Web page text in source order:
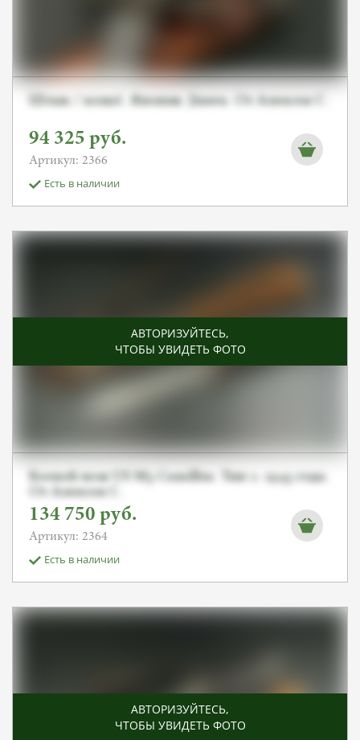
Штык / копьё. Япония. Jinsen. От Алексея С.
94 325 руб.
Артикул: 2366
Есть в наличии
АВТОРИЗУЙТЕСЬ,
ЧТОБЫ УВИДЕТЬ ФОТО
Боевой нож US M3 Camillus. Тип 2. 1943 года.
От Алексея С.
134 750 руб.
Артикул: 2364
Есть в наличии
АВТОРИЗУЙТЕСЬ,
ЧТОБЫ УВИДЕТЬ ФОТО